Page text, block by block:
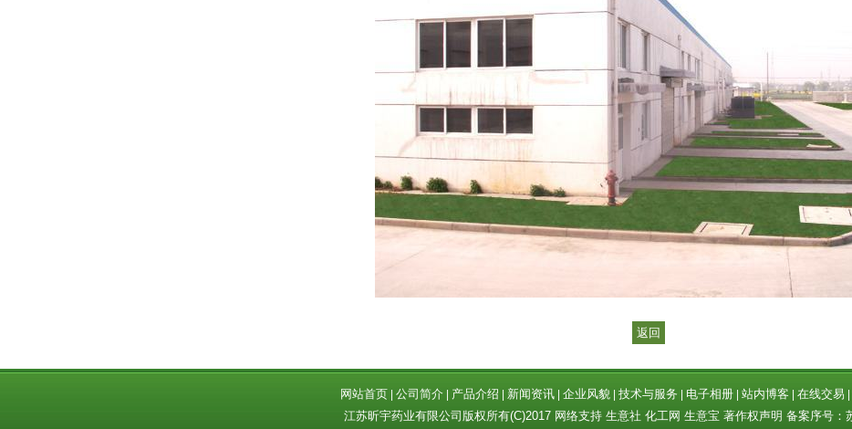
返回
网站首页 公司简介 产品介绍 新闻资讯 企业风貌 技术与服务 电子相册 站内博客 在线交易
江苏昕宇药业有限公司 版权所有(C)2017 网络支持 生意社 化工网 生意宝 著作权声明 备案序号：